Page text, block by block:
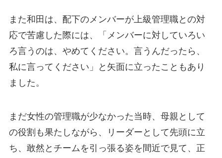
また和田は、配下のメンバーが上級管理職との対
応で苦慮した際には、「メンバーに対していろい
ろ言うのは、やめてください。言うんだったら、
私に言ってください」と矢面に立ったこともあり
ました。
まだ女性の管理職が少なかった当時、母親として
の役割も果たしながら、リーダーとして先頭に立
ち、敢然とチームを引っ張る姿を間近で見て、正